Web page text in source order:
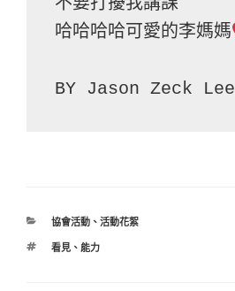
哈哈哈哈可愛的李媽媽
BY Jason Zeck Lee
分
協會活動、 活動花絮
標
看見、 能力